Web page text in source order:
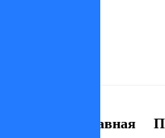
Главная